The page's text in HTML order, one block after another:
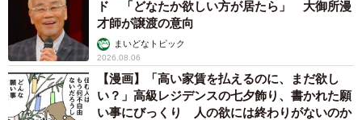
4/4
生殖や性に関する知識を自分の子どもに正しく伝える自信（提供画像）
続けて、「生殖や性に関する知識を自分の子ども正しく伝
えられる自信」について聞いたところ、第一子が高校生の
ド 「どなたか欲しい方が居たら」 大御所漫
才師が譲渡の意向
まいどなトピック
2026.08.06
【漫画】「高い家賃を払えるのに、まだ欲し
い？」高級レジデンスの七夕飾り、書かれた願
い事にびっくり 人の欲には終わりがないのか